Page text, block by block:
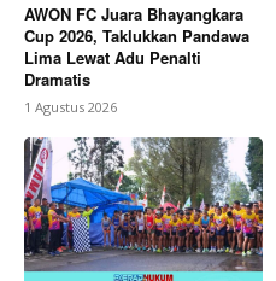
AWON FC Juara Bhayangkara
Cup 2026, Taklukkan Pandawa
Lima Lewat Adu Penalti
Dramatis
1 Agustus 2026